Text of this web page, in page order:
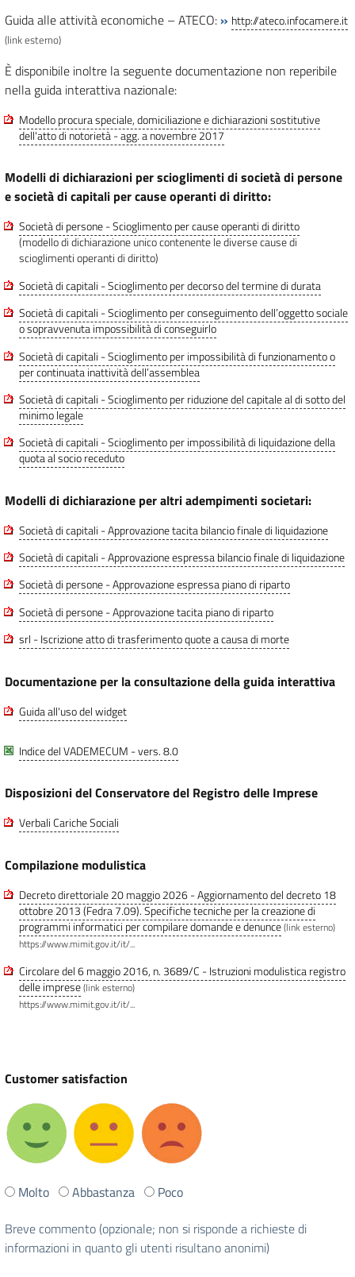
Guida alle attività economiche – ATECO:» http://ateco.infocamere.it
(link esterno)
È disponibile inoltre la seguente documentazione non reperibile
nella guida interattiva nazionale:
Modello procura speciale, domiciliazione e dichiarazioni sostitutive
dell'atto di notorietà - agg. a novembre 2017
Modelli di dichiarazioni per scioglimenti di società di persone
e società di capitali per cause operanti di diritto:
Società di persone - Scioglimento per cause operanti di diritto
(modello di dichiarazione unico contenente le diverse cause di
scioglimenti operanti di diritto)
Società di capitali - Scioglimento per decorso del termine di durata
Società di capitali - Scioglimento per conseguimento dell’oggetto sociale
o sopravvenuta impossibilità di conseguirlo
Società di capitali - Scioglimento per impossibilità di funzionamento o
per continuata inattività dell’assemblea
Società di capitali - Scioglimento per riduzione del capitale al di sotto del
minimo legale
Società di capitali - Scioglimento per impossibilità di liquidazione della
quota al socio receduto
Modelli di dichiarazione per altri adempimenti societari:
Società di capitali - Approvazione tacita bilancio finale di liquidazione
Società di capitali - Approvazione espressa bilancio finale di liquidazione
Società di persone - Approvazione espressa piano di riparto
Società di persone - Approvazione tacita piano di riparto
srl - Iscrizione atto di trasferimento quote a causa di morte
Documentazione per la consultazione della guida interattiva
Guida all'uso del widget
Indice del VADEMECUM - vers. 8.0
Disposizioni del Conservatore del Registro delle Imprese
Verbali Cariche Sociali
Compilazione modulistica
Decreto direttoriale 20 maggio 2026 - Aggiornamento del decreto 18
ottobre 2013 (Fedra 7.09). Specifiche tecniche per la creazione di
programmi informatici per compilare domande e denunce(link esterno)
https://www.mimit.gov.it/it/...
Circolare del 6 maggio 2016, n. 3689/C - Istruzioni modulistica registro
delle imprese(link esterno)
https://www.mimit.gov.it/it/...
Customer satisfaction
Ti
stata
utile
Molto Abbastanza
Poco
Breve commento (opzionale; non si risponde a richieste di
informazioni in quanto gli utenti risultano anonimi)